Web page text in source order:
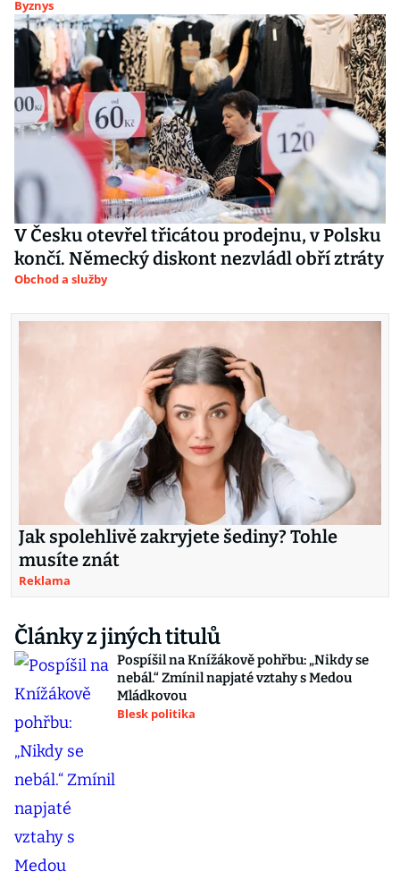
Byznys
V Česku otevřel třicátou prodejnu, v Polsku
končí. Německý diskont nezvládl obří ztráty
Obchod a služby
Jak spolehlivě zakryjete šediny? Tohle
musíte znát
Reklama
Články z jiných titulů
Pospíšil na Knížákově pohřbu: „Nikdy se
nebál.“ Zmínil napjaté vztahy s Medou
Mládkovou
Blesk politika